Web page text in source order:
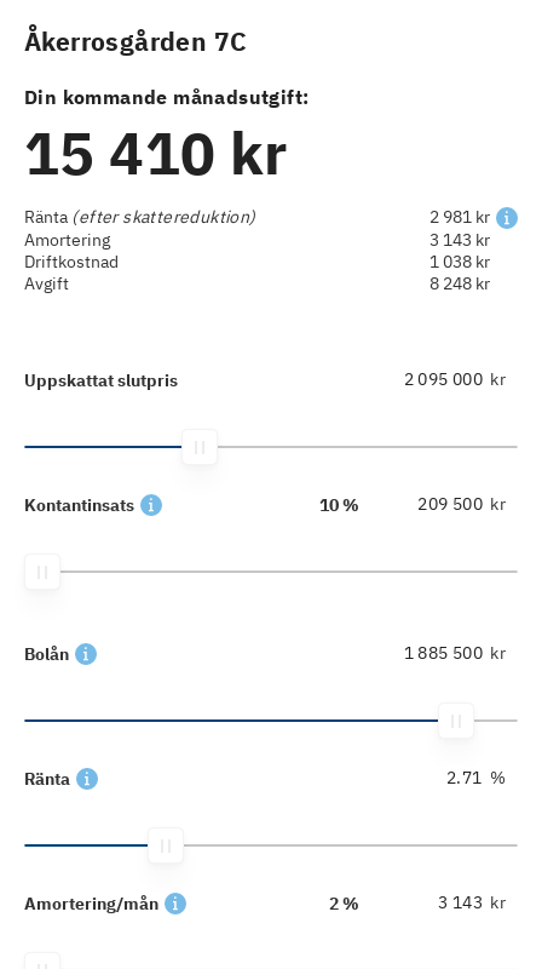
Åkerrosgården 7C
Din kommande månadsutgift:
15 410 kr
Ränta (efter skattereduktion)
2 981 kr
Amortering
3 143 kr
Driftkostnad
1 038 kr
Avgift
8 248 kr
Uppskattat slutpris kr
Kontantinsats 10 % kr
Bolån kr
Ränta %
Amortering/mån 2 % kr